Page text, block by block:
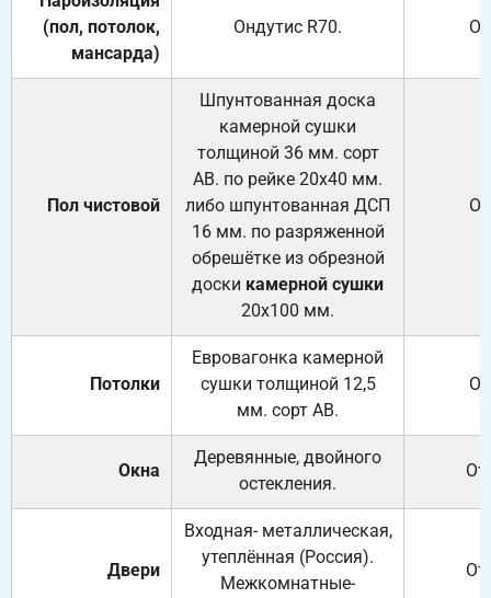
(пол, потолок,
мансарда)
Ондутис R70.
Пол чистовой
Шпунтованная доска
камерной сушки
толщиной 36 мм. сорт
АВ. по рейке 20х40 мм.
либо шпунтованная ДСП
16 мм. по разряженной
обрешётке из обрезной
доски камерной сушки
20х100 мм.
Потолки
Евровагонка камерной
сушки толщиной 12,5
мм. сорт АВ.
Окна
Деревянные, двойного
остекления.
Двери
Входная- металлическая,
утеплённая (Россия).
Межкомнатные-